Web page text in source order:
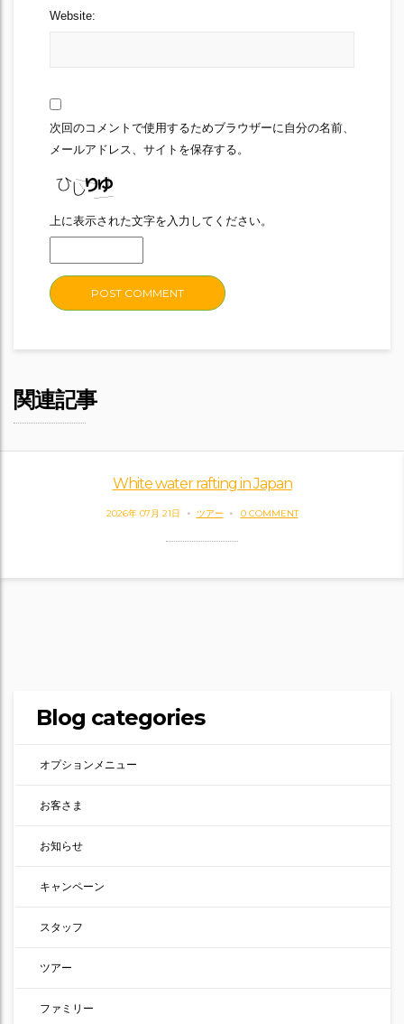
Website:
次回のコメントで使用するためブラウザーに自分の名前、
メールアドレス、サイトを保存する。
上に表示された文字を入力してください。
関連記事
White water rafting in Japan
2026年 07月 21日 ツアー 0 COMMENT
Blog categories
オプションメニュー
お客さま
お知らせ
キャンペーン
スタッフ
ツアー
ファミリー